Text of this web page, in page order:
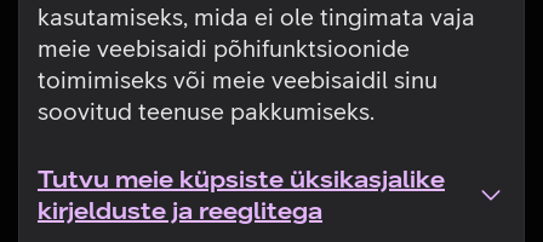
kasutamiseks, mida ei ole tingimata vaja
meie veebisaidi põhifunktsioonide
toimimiseks või meie veebisaidil sinu
soovitud teenuse pakkumiseks.
Tutvu meie küpsiste üksikasjalike
kirjelduste ja reeglitega
Tehniline viga